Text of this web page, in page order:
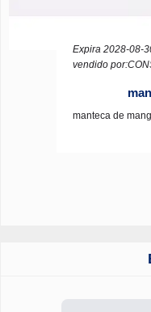
Expira 2028-08-
vendido
manteca de